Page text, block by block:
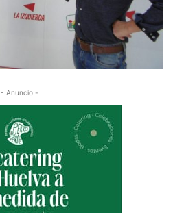
- Anuncio -